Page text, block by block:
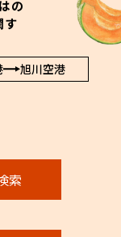
の
す
旭川空港
索